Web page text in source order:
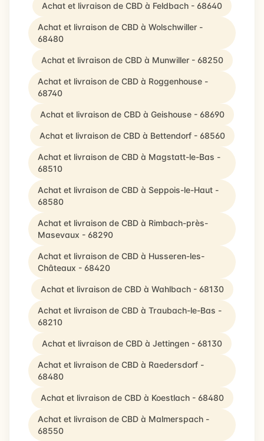
Achat et livraison de CBD à Feldbach - 68640
Achat et livraison de CBD à Wolschwiller -
68480
Achat et livraison de CBD à Munwiller - 68250
Achat et livraison de CBD à Roggenhouse -
68740
Achat et livraison de CBD à Geishouse - 68690
Achat et livraison de CBD à Bettendorf - 68560
Achat et livraison de CBD à Magstatt-le-Bas -
68510
Achat et livraison de CBD à Seppois-le-Haut -
68580
Achat et livraison de CBD à Rimbach-près-
Masevaux - 68290
Achat et livraison de CBD à Husseren-les-
Châteaux - 68420
Achat et livraison de CBD à Wahlbach - 68130
Achat et livraison de CBD à Traubach-le-Bas -
68210
Achat et livraison de CBD à Jettingen - 68130
Achat et livraison de CBD à Raedersdorf -
68480
Achat et livraison de CBD à Koestlach - 68480
Achat et livraison de CBD à Malmerspach -
68550